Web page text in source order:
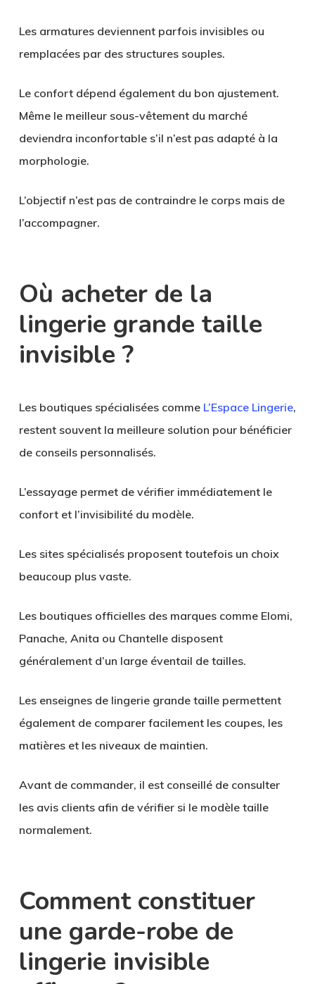
Les armatures deviennent parfois invisibles ou
remplacées par des structures souples.
Le confort dépend également du bon ajustement.
Même le meilleur sous-vêtement du marché
deviendra inconfortable s’il n’est pas adapté à la
morphologie.
L’objectif n’est pas de contraindre le corps mais de
l’accompagner.
Où acheter de la
lingerie grande taille
invisible ?
Les boutiques spécialisées comme L’Espace Lingerie,
restent souvent la meilleure solution pour bénéficier
de conseils personnalisés.
L’essayage permet de vérifier immédiatement le
confort et l’invisibilité du modèle.
Les sites spécialisés proposent toutefois un choix
beaucoup plus vaste.
Les boutiques officielles des marques comme Elomi,
Panache, Anita ou Chantelle disposent
généralement d’un large éventail de tailles.
Les enseignes de lingerie grande taille permettent
également de comparer facilement les coupes, les
matières et les niveaux de maintien.
Avant de commander, il est conseillé de consulter
les avis clients afin de vérifier si le modèle taille
normalement.
Comment constituer
une garde-robe de
lingerie invisible